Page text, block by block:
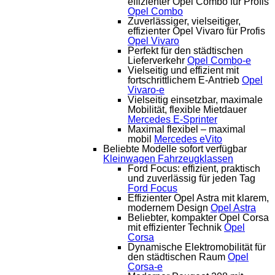
Opel Combo
Zuverlässiger, vielseitiger,
effizienter Opel Vivaro für Profis
Opel Vivaro
Perfekt für den städtischen
Lieferverkehr Opel Combo-e
Vielseitig und effizient mit
fortschrittlichem E-Antrieb Opel
Vivaro-e
Vielseitig einsetzbar, maximale
Mobilität, flexible Mietdauer
Mercedes E-Sprinter
Maximal flexibel – maximal
mobil
Mercedes eVito
Beliebte Modelle sofort verfügbar
Kleinwagen Fahrzeugklassen
Ford Focus: effizient, praktisch
und zuverlässig für jeden Tag
Ford Focus
Effizienter Opel Astra mit klarem,
modernem Design Opel Astra
Beliebter, kompakter Opel Corsa
mit effizienter Technik Opel
Corsa
Dynamische Elektromobilität für
den städtischen Raum Opel
Corsa-e